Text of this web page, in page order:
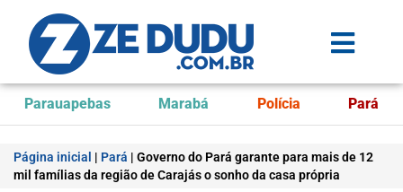
Parauapebas Marabá Polícia Pará
Página inicial | Pará | Governo do Pará garante para mais de 12
mil famílias da região de Carajás o sonho da casa própria